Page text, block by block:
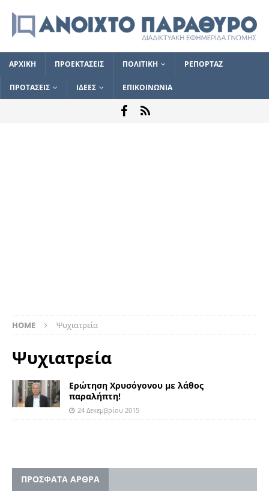
ΑΡΧΙΚΗ ΠΡΟΕΚΤΑΣΕΙΣ ΠΟΛΙΤΙΚΗ ΡΕΠΟΡΤΑΖ
ΠΡΟΤΑΣΕΙΣ ΙΔΕΕΣ ΕΠΙΚΟΙΝΩΝΙΑ
HOME Ψυχιατρεία
Ψυχιατρεία
Ερώτηση Χρυσόγονου με λάθος
παραλήπτη!
24 Δεκεμβρίου 2015
ΠΡΟΣΦΑΤΑ ΑΡΘΡΑ